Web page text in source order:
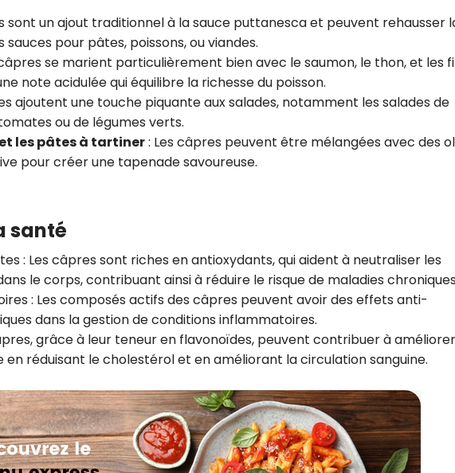
sont un ajout traditionnel à la sauce puttanesca et peuvent rehausser
pour pâtes, poissons, ou viandes.
se marient particulièrement bien avec le saumon, le thon, et les
note acidulée qui équilibre la richesse du poisson.
ajoutent une touche piquante aux salades, notamment les salades de
ou de légumes verts.
les pâtes à tartiner: Les câpres peuvent être mélangées avec des
pour créer une tapenade savoureuse.
santé
: Les câpres sont riches en antioxydants, qui aident à neutraliser les
le corps, contribuant ainsi à réduire le risque de maladies
: Les composés actifs des câpres peuvent avoir des effets anti-
dans la gestion de conditions inflammatoires.
grâce à leur teneur en flavonoïdes, peuvent contribuer à
en réduisant le cholestérol et en améliorant la circulation sanguine.